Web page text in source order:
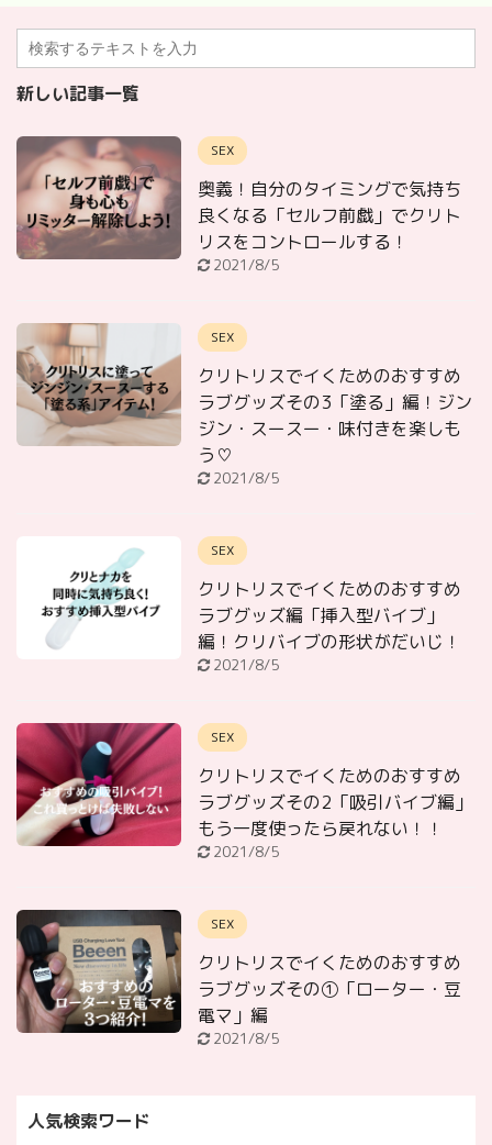
新しい記事一覧
SEX
奥義！自分のタイミングで気持ち
良くなる「セルフ前戯」でクリト
リスをコントロールする！
2021/8/5
SEX
クリトリスでイくためのおすすめ
ラブグッズその3「塗る」編！ジン
ジン・スースー・味付きを楽しも
う♡
2021/8/5
SEX
クリトリスでイくためのおすすめ
ラブグッズ編「挿入型バイブ」
編！クリバイブの形状がだいじ！
2021/8/5
SEX
クリトリスでイくためのおすすめ
ラブグッズその2「吸引バイブ編」
もう一度使ったら戻れない！！
2021/8/5
SEX
クリトリスでイくためのおすすめ
ラブグッズその①「ローター・豆
電マ」編
2021/8/5
人気検索ワード